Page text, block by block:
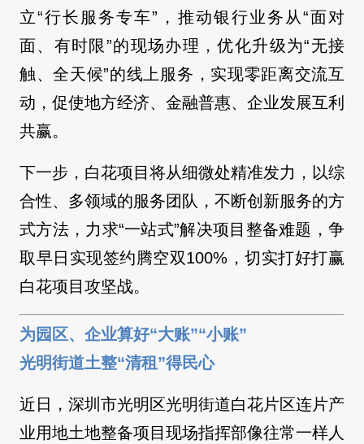
立“行长服务专车”，推动银行业务从“面对
面、有时限”的现场办理，优化升级为“无接
触、全天候”的线上服务，实现零距离交流互
动，促使地方经济、金融普惠、企业发展互利
共赢。
下一步，白花项目将从细微处精准发力，以综
合性、多领域的服务团队，不断创新服务的方
式方法，力求“一站式”解决项目整备难题，争
取早日实现签约腾空双100%，切实打好打赢
白花项目攻坚战。
为园区、企业算好“大账”“小账”
光明街道土整“清租”得民心
近日，深圳市光明区光明街道白花片区连片产
业用地土地整备项目现场指挥部像往常一样人